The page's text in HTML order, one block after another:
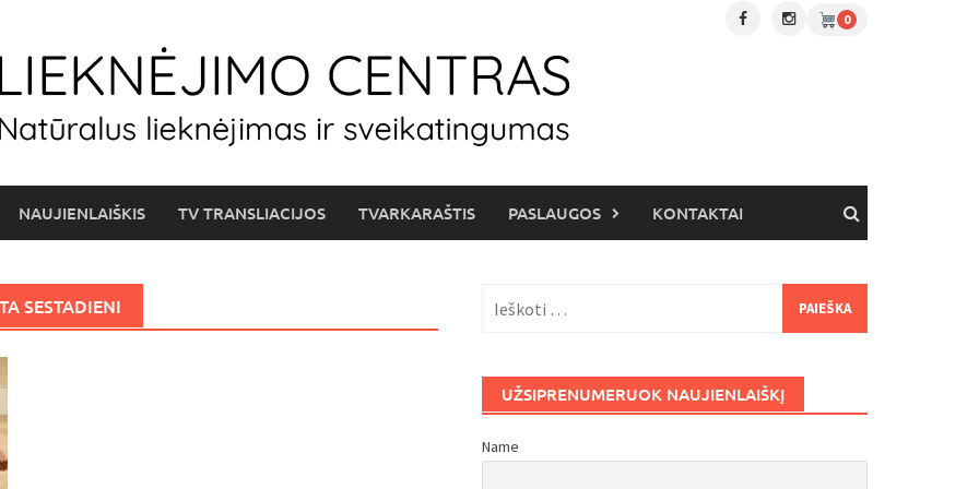
0
NAUJIENLAIŠKIS TV TRANSLIACIJOS TVARKARAŠTIS PASLAUGOS KONTAKTAI
SESTADIENI
UŽSIPRENUMERUOK NAUJIENLAIŠKĮ
Name